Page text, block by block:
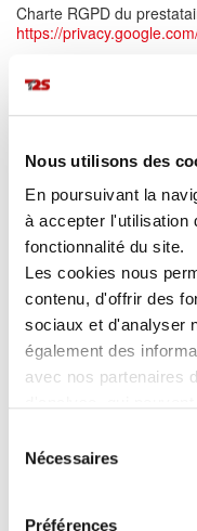
Nous utilisons des
En poursuivant la
à accepter l'utilisation
fonctionnalité du site.
Les cookies nous
contenu, d'offrir des
sociaux et d'analyser
également des
avec nos partenaires
collectées lors de
Nécessaires
Préférences
Charte RGPD du
https://
Google Adwords
Informations
Localisation prestataire
Les données sont-
Charte RGPD du
https://
Mailchimp
Informations prestataire :
Localisation prestataire
Charte RGPD du
https://